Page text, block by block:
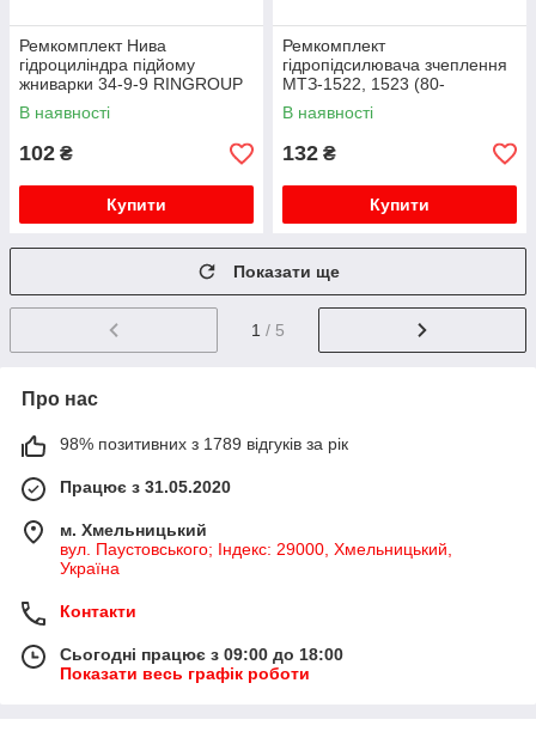
Ремкомплект Нива
гідроциліндра підйому
жниварки 34-9-9 RINGROUP
В наявності
102 ₴
Купити
Ремкомплект
гідропідсилювача зчеплення
МТЗ-1522, 1523 (80-
1602510-01) RINGROUP
В наявності
132 ₴
Купити
Показати ще
1 / 5
Про нас
98% позитивних з 1789 відгуків за рік
Працює з 31.05.2020
м. Хмельницький
вул. Паустовського; Індекс: 29000, Хмельницький,
Україна
Контакти
Сьогодні працює з 09:00 до 18:00
Показати весь графік роботи